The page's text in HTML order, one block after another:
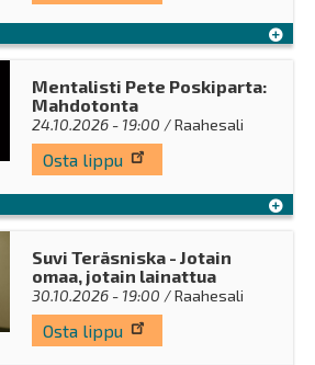
Mentalisti Pete Poskiparta:
Mahdotonta
24.10.2026 - 19:00 / Raahesali
Osta lippu
Suvi Teräsniska - Jotain
omaa, jotain lainattua
30.10.2026 - 19:00 / Raahesali
Osta lippu